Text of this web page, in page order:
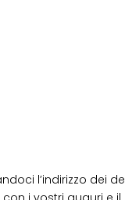
l’indirizzo dei